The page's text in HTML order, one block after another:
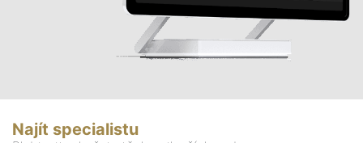
Najít specialistu